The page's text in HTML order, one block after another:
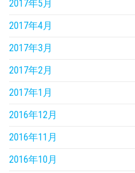
2017年5月
2017年4月
2017年3月
2017年2月
2017年1月
2016年12月
2016年11月
2016年10月